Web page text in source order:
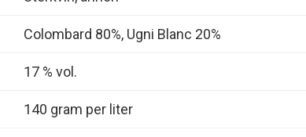
Colombard 80%, Ugni Blanc 20%
17 % vol.
140 gram per liter